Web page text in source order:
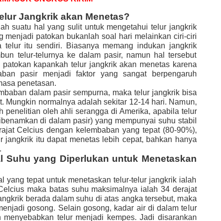
Jangkrik akan Menetas?
suatu hal yang sulit untuk mengetahui telur jangkrik
menjadi patokan bukanlah soal hari melainkan ciri-ciri
telur itu sendiri. Biasanya memang indukan jangkrik
telur-telurnya ke dalam pasir, namun hal tersebut
kapankah telur jangkrik akan menetas karena
pasir menjadi faktor yang sangat berpengaruh
penetasan.
dalam pasir sempurna, maka telur jangkrik bisa
Mungkin normalnya adalah sekitar 12-14 hari. Namun,
penelitian oleh ahli serangga di Amerika, apabila telur
di dalam pasir) yang mempunyai suhu stabil
Celcius dengan kelembaban yang tepat (80-90%),
jangkrik itu dapat menetas lebih cepat, bahkan hanya
Suhu yang Diperlukan untuk Menetaskan
yang tepat untuk menetaskan telur-telur jangkrik ialah
maka batas suhu maksimalnya ialah 34 derajat
berada dalam suhu di atas angka tersebut, maka
gosong. Selain gosong, kadar air di dalam telur
menyebabkan telur menjadi kempes. Jadi disarankan